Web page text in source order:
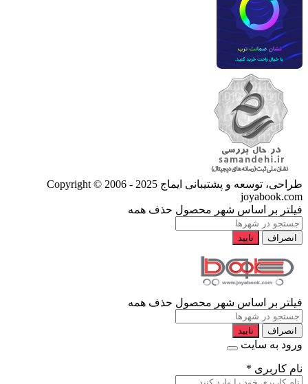
طراحی، توسعه و پشتیبانی ایماج Copyright © 2006 - 2025
joyabook.com
فیلتر بر اساس شهر محصول حذف همه
انصراف تایید
فیلتر بر اساس شهر محصول حذف همه
انصراف تایید
ورود به سایت
نام کاربری *